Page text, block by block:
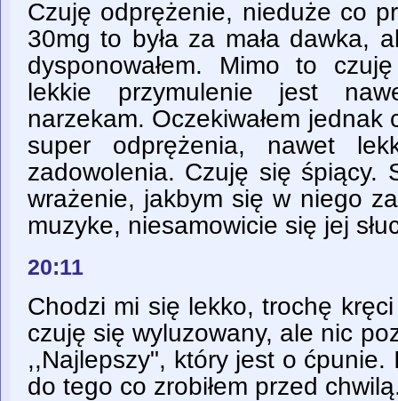
Czuję odprężenie, nieduże co
30mg to była za mała dawka,
dysponowałem. Mimo to
lekkie przymulenie jest
narzekam. Oczekiwałem
super odprężenia, nawet
zadowolenia. Czuję się śpiący.
wrażenie, jakbym się w niego
muzyke, niesamowicie się jej
20:11
Chodzi mi się lekko, trochę
czuję się wyluzowany, ale nic
,,Najlepszy", który jest o
do tego co zrobiłem przed